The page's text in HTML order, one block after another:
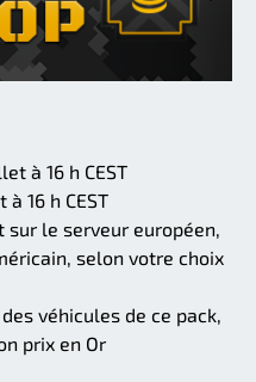
à 16 h CEST
16 h CEST
sur le serveur européen,
selon votre choix
véhicules de ce pack,
prix en Or